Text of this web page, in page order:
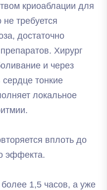
криоаблации для
не требуется
достаточно
Хирург
и через
тонкие
локальное
вплоть до
эффекта.
1,5 часов, а уже